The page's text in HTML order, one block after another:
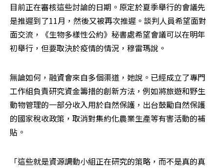
目前正在審核這些討論的日期。原定於夏季舉行的會議先
是推遲到了11月，然後又被再次推遲。談判人員希望面對
面交流，《生物多樣性公約》秘書處希望會議可以在明年
初舉行，但要取決於疫情的情況，穆雷瑪說。
無論如何，融資會來自多個渠道，她說。已經成立了專門
工作組負責研究資金籌措的創新方法，例如將旅遊和野生
動物管理的一部分收入用於自然保護，出台鼓勵自然保護
的國家稅收政策，取消對集約化農業生產等有害活動的補
貼。
「這些就是資源調動小組正在研究的策略，而不是真的真